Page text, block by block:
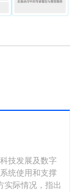
技发展及数字
统使用和支撑
实际情况，指出